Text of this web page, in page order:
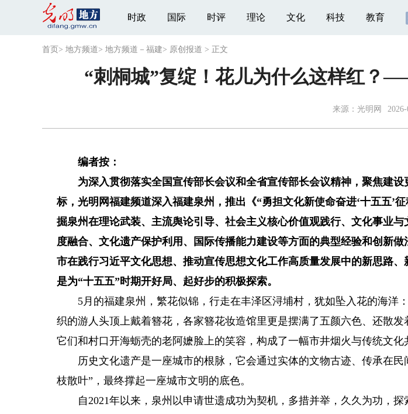
时政 国际 时评 理论 文化 科技 教育
首页 > 地方频道> 地方频道－福建> 原创报道 > 正文
“刺桐城”复绽！花儿为什么这样红？
来源： 光明网
编者按：
为深入贯彻落实全国宣传部长会议和全省宣传部长会议精神，聚焦建设
标，光明网福建频道深入福建泉州，推出《“勇担文化新使命奋进‘十五五’
掘泉州在理论武装、主流舆论引导、社会主义核心价值观践行、文化事业
度融合、文化遗产保护利用、国际传播能力建设等方面的典型经验和创新
市在践行习近平文化思想、推动宣传思想文化工作高质量发展中的新思路、
是为“十五五”时期开好局、起好步的积极探索。
5月的福建泉州，繁花似锦，行走在丰泽区浔埔村，犹如坠入花的海洋
织的游人头顶上戴着簪花，各家簪花妆造馆里更是摆满了五颜六色、还散
它们和村口开海蛎壳的老阿嬷脸上的笑容，构成了一幅市井烟火与传统文化
历史文化遗产是一座城市的根脉，它会通过实体的文物古迹、传承在民
枝散叶”，最终撑起一座城市文明的底色。
自2021年以来，泉州以申请世遗成功为契机，多措并举，久久为功，探